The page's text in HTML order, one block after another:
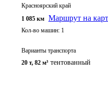
Красноярский край
1 085 км Маршрут на
Кол-во машин: 1
Варианты транспорта
20 т, 82 м³ тентованный